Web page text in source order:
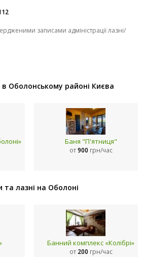
записами адміністрації лазні/
в Оболонському районі Києва
Баня "П'ятниця"
от900 грн/час
та лазні на Оболоні
Банний комплекс «Колібрі»
от 200 грн/час